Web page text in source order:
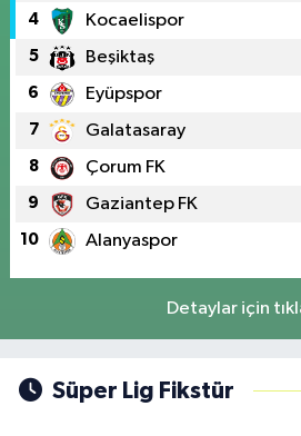
4 Kocaelispor
5 Beşiktaş
6 Eyüpspor
7 Galatasaray
8 Çorum FK
9 Gaziantep FK
10 Alanyaspor
Detaylar için
Süper Lig Fikstür